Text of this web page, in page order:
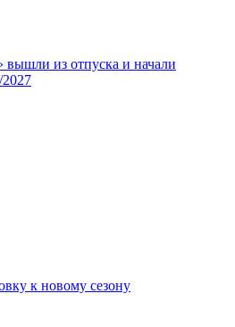
вышли из отпуска и начали
2027
к новому сезону